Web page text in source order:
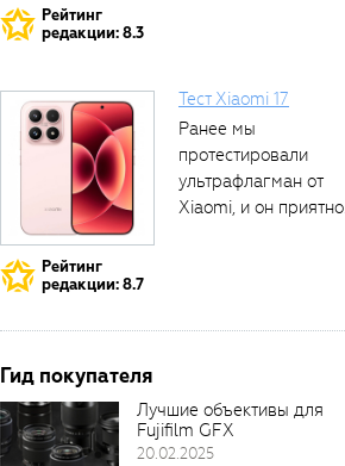
Рейтинг
редакции: 8.3
Рейтинг
редакции: 8.7
Тест Xiaomi 17
Ранее мы
протестировали
ультрафлагман от
Xiaomi, и он приятно
Гид покупателя
Лучшие объективы для
Fujifilm GFX
20.02.2025